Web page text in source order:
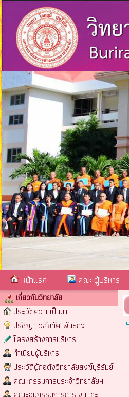
หน้าแรก คณะผู้บริหาร
เกี่ยวกับวิทยาลัย
ประวัติความเป็นมา
ปรัชญา วิสัยทัศ พันธกิจ
โครงสร้างการบริหาร
ทำเนียบผู้บริหาร
ประวัติผู้ก่อตั้งวิทยาลัยสงฆ์บุรีรัมย์
คณะกรรมการประจำวิทยาลัยฯ